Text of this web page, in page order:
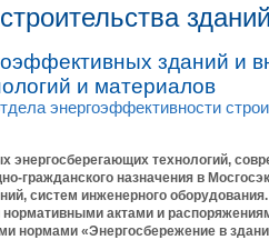
зданий
зданий и
и материалов
энергоэффективности
энергосберегающих технологий,
гражданского назначения в
систем инженерного
актами и
нормами «Энергосбережение в